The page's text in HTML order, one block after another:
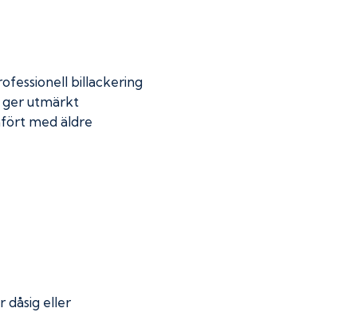
billackering
ger utmärkt
med äldre
dåsig eller